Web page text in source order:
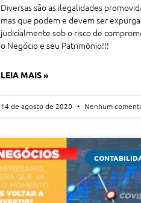
Diversas são as ilegalidades
mas que podem e devem ser
judicialmente sob o risco de
o Negócio e seu Patrimônio!!!
LEIA MAIS »
14 de agosto de 2020 Nenhum